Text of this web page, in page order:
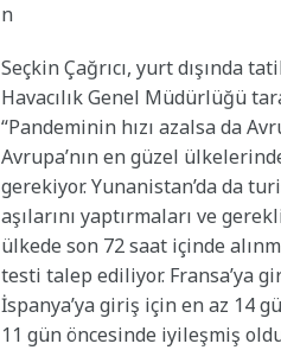
n
Seçkin Çağrıcı, yurt dışında
Havacılık Genel Müdürlüğü
“Pandeminin hızı azalsa da
Avrupa’nın en güzel
gerekiyor. Yunanistan’da da
aşılarını yaptırmaları ve
ülkede son 72 saat içinde
testi talep ediliyor. Fransa’ya
İspanya’ya giriş için en az 14
11 gün öncesinde iyileşmiş